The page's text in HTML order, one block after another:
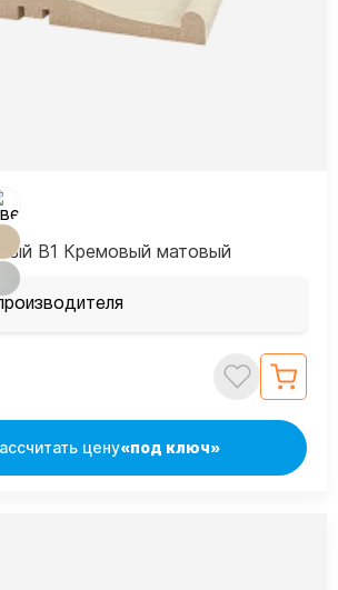
В1 Кремовый матовый
цену«под ключ»